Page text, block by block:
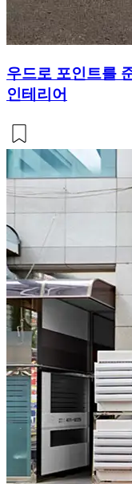
우드로 포인트를
인테리어